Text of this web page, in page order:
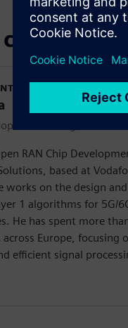
SOLUTIONS
Manager
RAN Chip
based at
works on the design and
1 algorithms for 5G/
He has spent more
Europe, focusing
efficient signal